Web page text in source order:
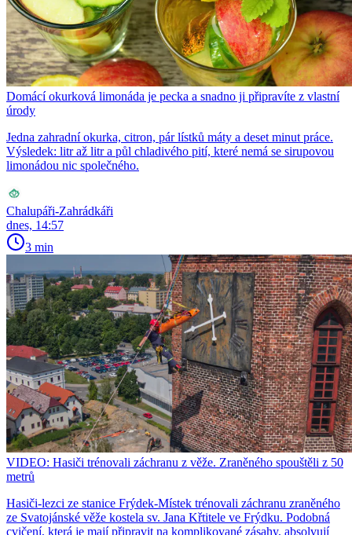
Domácí okurková limonáda je pecka a snadno ji připravíte z vlastní
úrody
Jedna zahradní okurka, citron, pár lístků máty a deset minut práce.
Výsledek: litr až litr a půl chladivého pití, které nemá se sirupovou
limonádou nic společného.
Chalupáři-Zahrádkáři
dnes, 14:57
3 min
VIDEO: Hasiči trénovali záchranu z věže. Zraněného spouštěli z 50
metrů
Hasiči-lezci ze stanice Frýdek-Místek trénovali záchranu zraněného
ze Svatojánské věže kostela sv. Jana Křtitele ve Frýdku. Podobná
cvičení, která je mají připravit na komplikované zásahy, absolvují